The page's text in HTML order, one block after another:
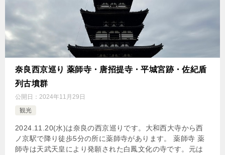
奈良西京巡り 薬師寺・唐招提寺・平城宮跡・佐紀盾
列古墳群
公開日： 2024年11月29日
観光
2024.11.20(水)は奈良の西京巡りです。大和西大寺から西
ノ京駅で降り徒歩5分の所に薬師寺があります。 薬師寺 薬
師寺は天武天皇により発願された白鳳文化の寺です。元は